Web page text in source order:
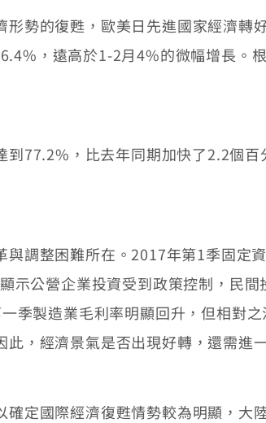
的復甦，歐美日先進國家經濟轉
，遠高於1-2月4%的微幅增長。
77.2%，比去年同期加快了2.2個百
調整困難所在。2017年第1季固定
示公營企業投資受到政策控制，民
季製造業毛利率明顯回升，但相對
，經濟景氣是否出現好轉，還需進
國際經濟復甦情勢較為明顯，大